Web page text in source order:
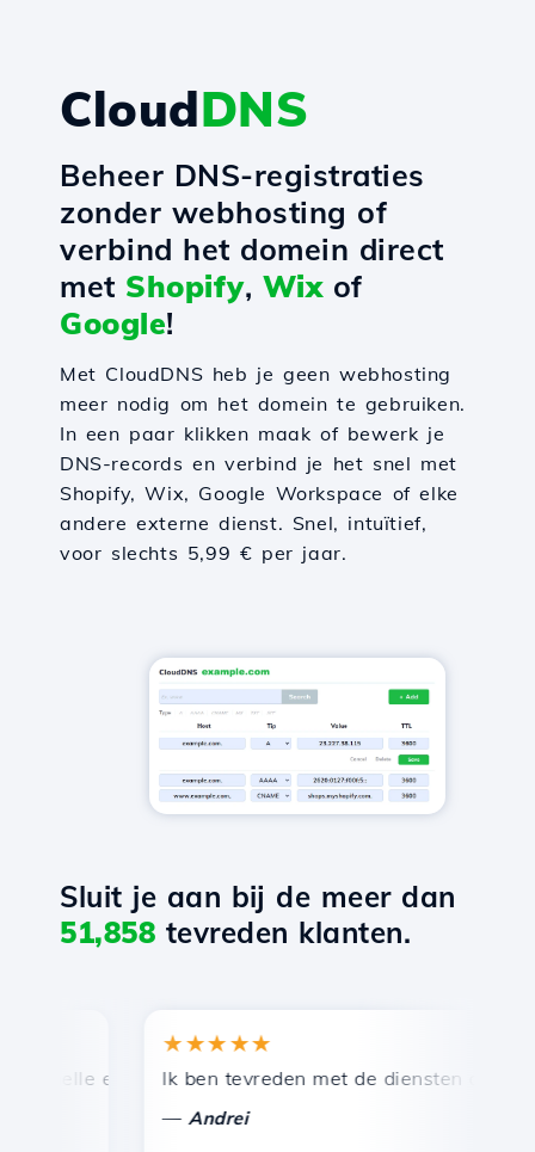
CloudDNS
Beheer DNS-registraties
zonder webhosting of
verbind het domein direct
met Shopify, Wixof
Google!
Met CloudDNS heb je geen webhosting
meer nodig om het domein te gebruiken.
In een paar klikken maak of bewerk je
DNS-records en verbind je het snel met
Shopify, Wix, Google Workspace of elke
andere externe dienst. Snel, intuïtief,
voor slechts 5,99 € per jaar.
Sluit je aan bij de meer dan
51,858 tevreden klanten.
en efficiënte technische ondersteuning.
★★★★★
Ik ben tevreden met de diensten die door
Andrei